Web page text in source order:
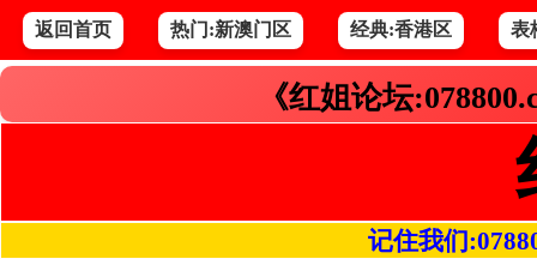
返回首页 热门:新澳门区 经典:香港区 表
《红姐论坛
记住我们